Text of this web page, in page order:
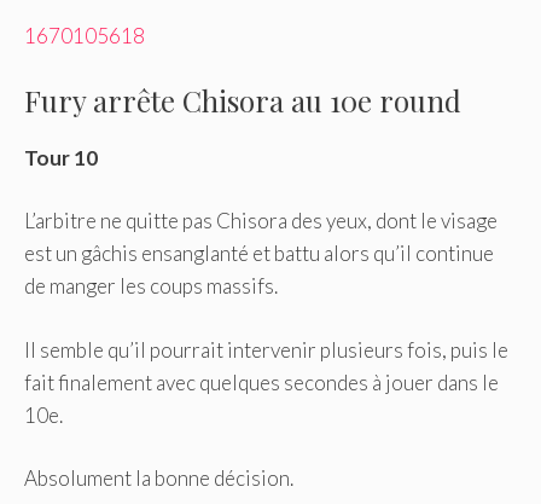
1670105618
Fury arrête Chisora ​​au 10e round
Tour 10
L’arbitre ne quitte pas Chisora ​​des yeux, dont le visage
est un gâchis ensanglanté et battu alors qu’il continue
de manger les coups massifs.
Il semble qu’il pourrait intervenir plusieurs fois, puis le
fait finalement avec quelques secondes à jouer dans le
10e.
Absolument la bonne décision.